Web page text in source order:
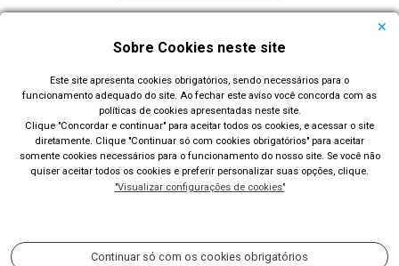
Sobre Cookies neste site
Este site apresenta cookies obrigatórios, sendo necessários para o
funcionamento adequado do site. Ao fechar este aviso você concorda com as
políticas de cookies apresentadas neste site.
Clique "Concordar e continuar" para aceitar todos os cookies, e acessar o site
diretamente. Clique "Continuar só com cookies obrigatórios" para aceitar
somente cookies necessários para o funcionamento do nosso site. Se você não
quiser aceitar todos os cookies e preferir personalizar suas opções, clique.
"Visualizar configurações de cookies"
Continuar só com os cookies obrigatórios
Prefeitura Municipal de Rio Grande
Largo Engenheiro João Fernandes Moreira - Centro - Rio